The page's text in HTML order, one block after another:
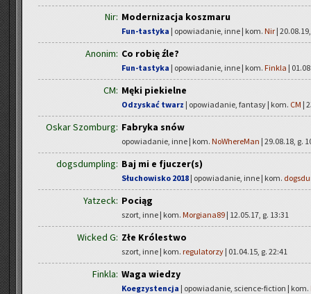
Nir: Modernizacja koszmaru
Fun-tastyka | opowiadanie, inne | kom. Nir |
Anonim: Co robię źle?
Fun-tastyka | opowiadanie, inne | kom. Finkla |
CM: Męki piekielne
Odzyskać twarz | opowiadanie, fantasy | kom. CM |
Oskar Szomburg: Fabryka snów
opowiadanie, inne | kom. NoWhereMan | 29.08.18, g.
dogsdumpling: Baj mi e fjuczer(s)
Słuchowisko 2018 | opowiadanie, inne | kom.
Yatzeck: Pociąg
szort, inne | kom. Morgiana89 | 12.05.17, g. 13:31
Wicked G: Złe Królestwo
szort, inne | kom. regulatorzy | 01.04.15, g. 22:41
Finkla: Waga wiedzy
Koegzystencja | opowiadanie, science-fiction | kom.